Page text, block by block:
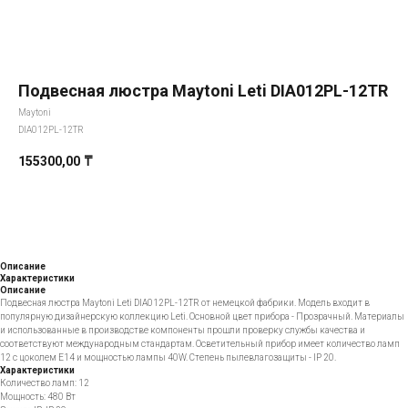
Подвесная люстра Maytoni Leti DIA012PL-12TR
Maytoni
DIA012PL-12TR
155300,00 ₸
Описание
Характеристики
Описание
Подвесная люстра Maytoni Leti DIA012PL-12TR от немецкой фабрики. Модель входит в
популярную дизайнерскую коллекцию Leti. Основной цвет прибора - Прозрачный. Материалы
и использованные в производстве компоненты прошли проверку службы качества и
соответствуют международным стандартам. Осветительный прибор имеет количество ламп
12 с цоколем E14 и мощностью лампы 40W. Степень пылевлагозащиты - IP 20.
Характеристики
Количество ламп: 12
Мощность: 480 Вт